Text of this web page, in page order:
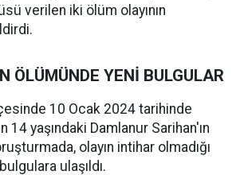
verilen iki ölüm olayının
ÖLÜMÜNDE YENİ BULGULAR
10 Ocak 2024 tarihinde
14 yaşındaki Damlanur Sarihan'ın
olayın intihar olmadığı
ulaşıldı.